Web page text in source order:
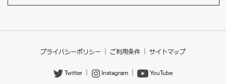
プライバシーポリシー ご利用条件 サイトマップ
Twitter Instagram YouTube